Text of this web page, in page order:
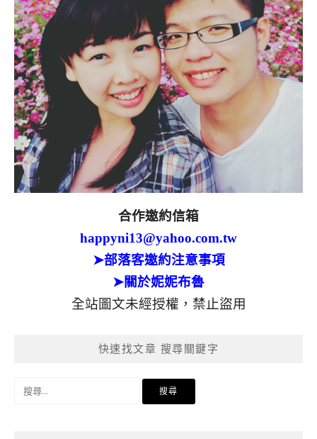
合作邀約信箱
happyni13@yahoo.com.tw
➤部落客邀約注意事項
➤關於妮妮布魯
全站圖文未經授權，禁止盜用
快速找文章 搜尋關鍵字